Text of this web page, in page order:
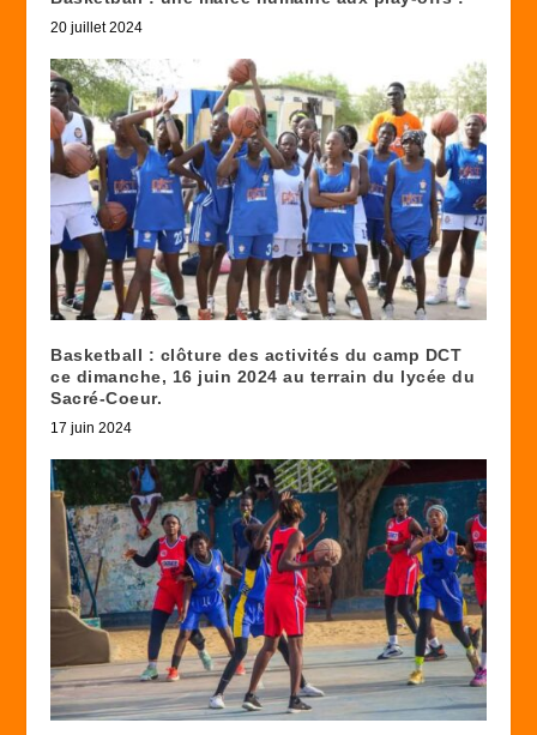
20 juillet 2024
Basketball : clôture des activités du camp DCT
ce dimanche, 16 juin 2024 au terrain du lycée du
Sacré-Coeur.
17 juin 2024